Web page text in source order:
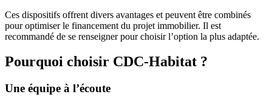
Ces dispositifs offrent divers avantages et peuvent être combinés
pour optimiser le financement du projet immobilier. Il est
recommandé de se renseigner pour choisir l’option la plus adaptée.
Pourquoi choisir CDC-Habitat ?
Une équipe à l’écoute